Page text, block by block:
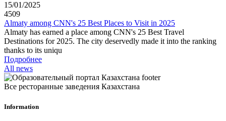
15/01/2025
4509
Almaty among CNN's 25 Best Places to Visit in 2025
Almaty has earned a place among CNN's 25 Best Travel
Destinations for 2025. The city deservedly made it into the ranking
thanks to its uniqu
Подробнее
All news
Все ресторанные заведения Казахстана
Information